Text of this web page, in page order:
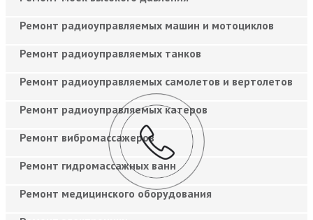
Ремонт радиоуправляемых машин и мотоциклов
Ремонт радиоуправляемых танков
Ремонт радиоуправляемых самолетов и вертолетов
Ремонт радиоуправляемых катеров
Ремонт вибромассажеров
Ремонт гидромассажных ванн
Ремонт медицинского оборудования